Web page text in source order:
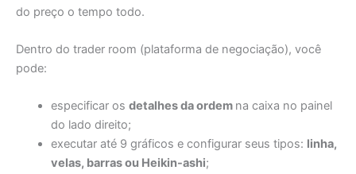
do preço o tempo todo.
Dentro do trader room (plataforma de negociação), você
pode:
especificar os detalhes da ordem na caixa no painel
do lado direito;
executar até 9 gráficos e configurar seus tipos: linha,
velas, barras ou Heikin-ashi;